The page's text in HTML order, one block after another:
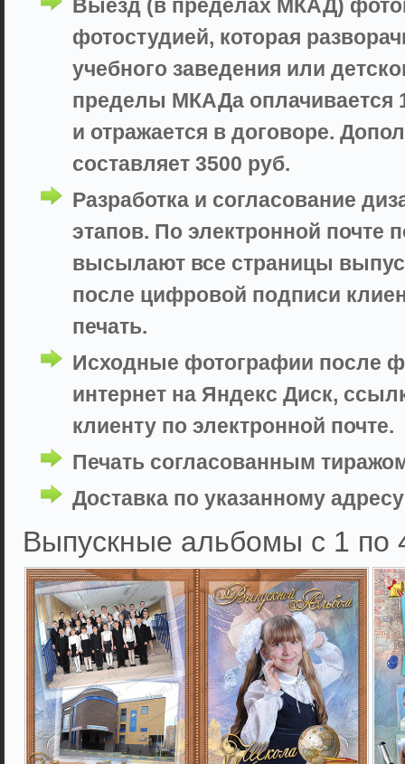
Выезд (в пределах МКАД)
фотостудией, которая
учебного заведения или
пределы МКАДа оплачивается
и отражается в договоре.
составляет 3500 руб.
Разработка и согласование
этапов. По электронной почте
высылают все страницы
после цифровой подписи
печать.
Исходные фотографии после
интернет на Яндекс Диск,
клиенту по электронной почте.
Печать согласованным
Доставка по указанному
Выпускные альбомы с 1 по